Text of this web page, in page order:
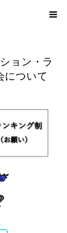
ーション・ランキング制
ョン・ラ
について